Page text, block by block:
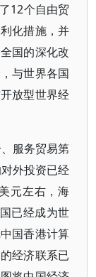
12个自由贸
化措施，并
国的深化改
与世界各国
放型世界经
服务贸易第
外投资已经
元左右，海
已经成为世
国香港计算
经济联系已